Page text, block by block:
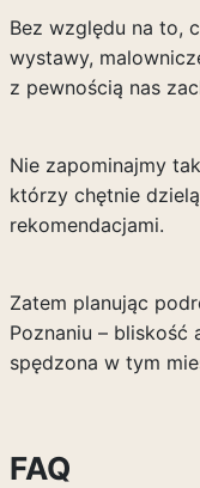
Bez względu na to,
wystawy,
z pewnością nas
Nie zapominajmy
którzy chętnie
rekomendacjami.
Zatem planując
Poznaniu – bliskość
spędzona w tym
FAQ